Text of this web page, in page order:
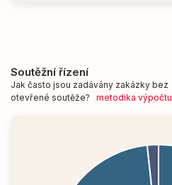
Soutěžní řízení
Jak často jsou zadávány zakázky bez
otevřené soutěže? metodika výpočtu